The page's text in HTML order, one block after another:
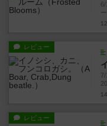
レビュー
レビュー